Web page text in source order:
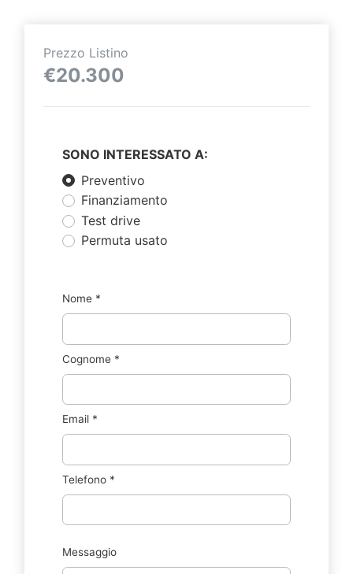
Prezzo Listino
€20.300
SONO INTERESSATO A:
Preventivo
Finanziamento
Test drive
Permuta usato
Nome *
Cognome *
Email *
Telefono *
Messaggio